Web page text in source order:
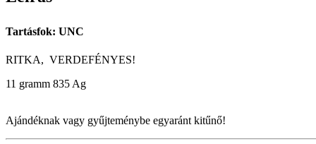
Tartásfok: UNC
RITKA, VERDEFÉNYES!
11 gramm 835 Ag
Ajándéknak vagy gyűjteménybe egyaránt kitűnő!